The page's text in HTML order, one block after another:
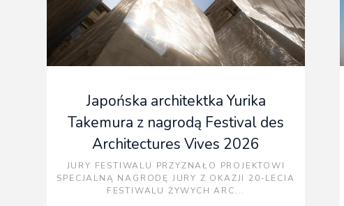
Japońska architektka Yurika
Takemura z nagrodą Festival des
Architectures Vives 2026
JURY FESTIWALU PRZYZNAŁO PROJEKTOWI
SPECJALNĄ NAGRODĘ JURY Z OKAZJI 20-LECIA
FESTIWALU ŻYWYCH ARC...